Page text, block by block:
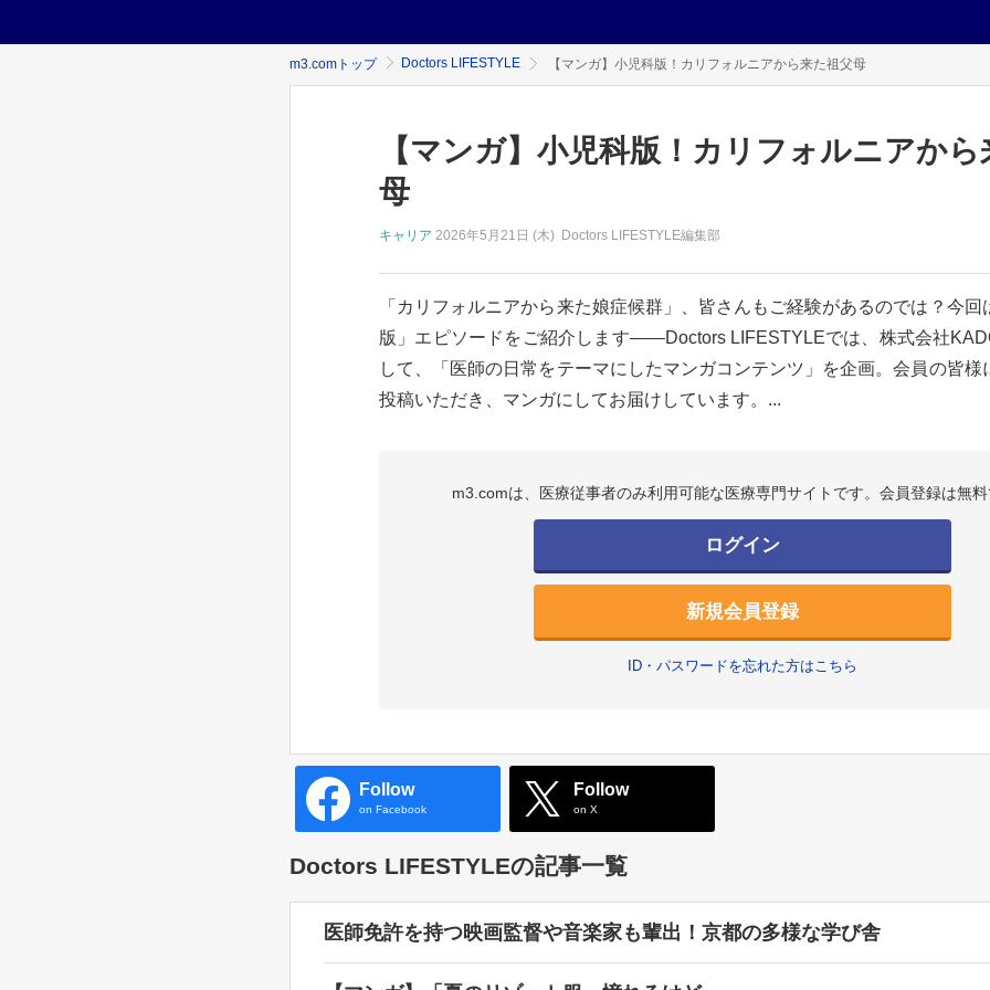
m3.comトップ Doctors LIFESTYLE 【マンガ】小児科版！カリフォルニアから来た祖父母
【マンガ】小児科版！カリフォルニアか
母
キャリア 2026年5月21日 (木) Doctors LIFESTYLE編集部
「カリフォルニアから来た娘症候群」、皆さんもご経験があるのでは？今回
版」エピソードをご紹介します――Doctors LIFESTYLEでは、株式会社
して、「医師の日常をテーマにしたマンガコンテンツ」を企画。会員の皆様
投稿いただき、マンガにしてお届けしています。...
m3.comは、医療従事者のみ利用可能な医療専門サイトです。会員登録は無
ログイン
新規会員登録
ID・パスワードを忘れた方はこちら
Follow
on Facebook
Follow
on X
Doctors LIFESTYLEの記事一覧
医師免許を持つ映画監督や音楽家も輩出！京都の多様な学び舎